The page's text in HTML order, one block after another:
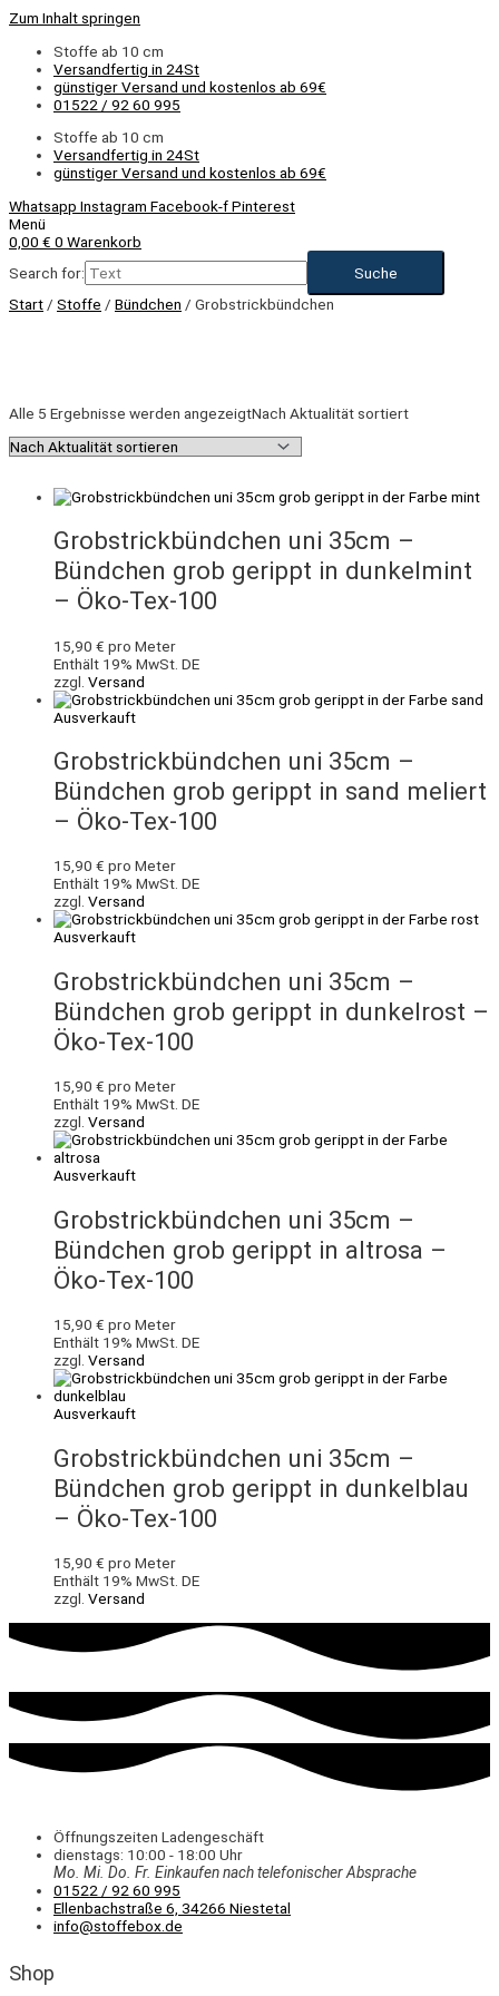
Zum Inhalt springen
Stoffe ab 10 cm
Versandfertig in 24St
günstiger Versand und kostenlos ab 69€
01522 / 92 60 995
Stoffe ab 10 cm
Versandfertig in 24St
günstiger Versand und kostenlos ab 69€
Whatsapp Instagram Facebook-fPinterest
Menü
0,00 € 0 Warenkorb
Search for:
Start / Stoffe / Bündchen / Grobstrickbündchen
Alle 5 Ergebnisse werden angezeigtNach Aktualität sortiert
Grobstrickbündchen uni 35cm –
Bündchen grob gerippt in dunkelmint
– Öko-Tex-100
15,90 € pro Meter
Enthält 19% MwSt. DE
zzgl. Versand
Ausverkauft
Grobstrickbündchen uni 35cm –
Bündchen grob gerippt in sand meliert
– Öko-Tex-100
15,90 € pro Meter
Enthält 19% MwSt. DE
zzgl. Versand
Ausverkauft
Grobstrickbündchen uni 35cm –
Bündchen grob gerippt in dunkelrost –
Öko-Tex-100
15,90 € pro Meter
Enthält 19% MwSt. DE
zzgl. Versand
Ausverkauft
Grobstrickbündchen uni 35cm –
Bündchen grob gerippt in altrosa –
Öko-Tex-100
15,90 € pro Meter
Enthält 19% MwSt. DE
zzgl. Versand
Ausverkauft
Grobstrickbündchen uni 35cm –
Bündchen grob gerippt in dunkelblau
– Öko-Tex-100
15,90 € pro Meter
Enthält 19% MwSt. DE
zzgl. Versand
Öffnungszeiten Ladengeschäft
dienstags: 10:00 - 18:00 Uhr
Mo. Mi. Do. Fr. Einkaufennach telefonischer Absprache
01522 / 92 60 995
Ellenbachstraße 6, 34266 Niestetal
info@stoffebox.de
Shop